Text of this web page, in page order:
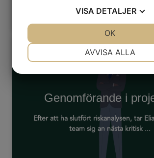
Genomförande i
Efter att ha slutfört riskanalysen, tar
team sig an nästa kritisk ...
VISA DETALJER
AVVISA ALLA
OK